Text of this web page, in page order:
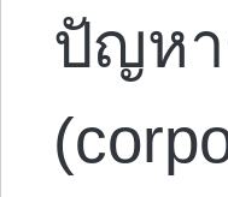
ปัญห